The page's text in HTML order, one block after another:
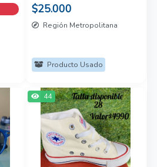
$25.000
Región Metropolitana
Producto Usado
44